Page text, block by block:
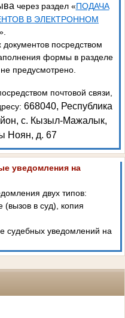
через раздел «ПОДАЧА
В ЭЛЕКТРОННОМ
посредством
формы в разделе
предусмотрено.
почтовой связи,
668040, Республика
с. Кызыл-Мажалык,
Ноян, д. 67
уведомления на
двух типов:
(вызов в суд), копия
судебных уведомлений на